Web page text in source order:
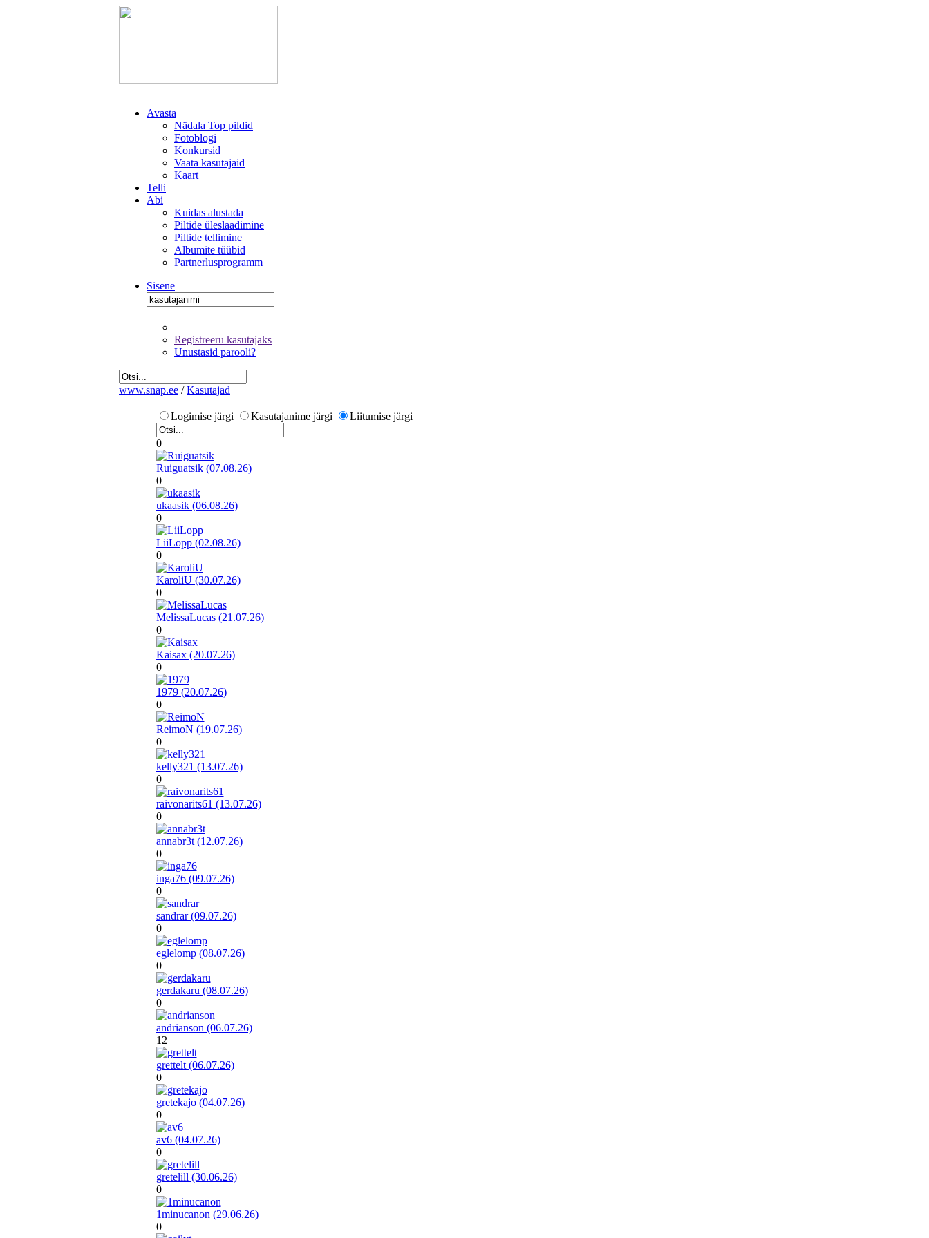
Avasta
Nädala Top pildid
Fotoblogi
Konkursid
Vaata kasutajaid
Kaart
Telli
Abi
Kuidas alustada
Piltide üleslaadimine
Piltide tellimine
Albumite tüübid
Partnerlusprogramm
Sisene
Registreeru kasutajaks
Unustasid parooli?
www.snap.ee / Kasutajad
Logimise järgi Kasutajanime järgi Liitumise järgi
0
Ruiguatsik (07.08.26)
0
ukaasik (06.08.26)
0
LiiLopp (02.08.26)
0
KaroliU (30.07.26)
0
MelissaLucas (21.07.26)
0
Kaisax (20.07.26)
0
1979 (20.07.26)
0
ReimoN (19.07.26)
0
kelly321 (13.07.26)
0
raivonarits61 (13.07.26)
0
annabr3t (12.07.26)
0
inga76 (09.07.26)
0
sandrar (09.07.26)
0
eglelomp (08.07.26)
0
gerdakaru (08.07.26)
0
andrianson (06.07.26)
12
grettelt (06.07.26)
0
gretekajo (04.07.26)
0
av6 (04.07.26)
0
gretelill (30.06.26)
0
1minucanon (29.06.26)
0